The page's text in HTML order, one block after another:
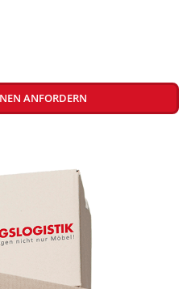
ANFORDERN